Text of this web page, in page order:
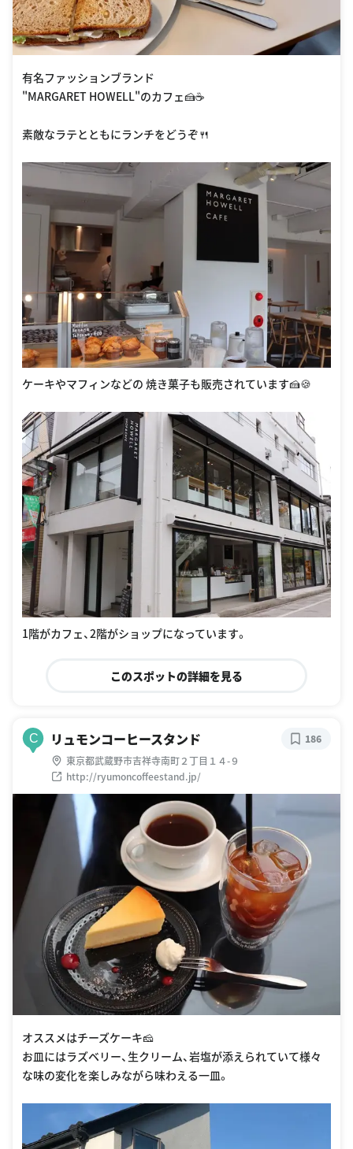
有名ファッションブランド
"MARGARET HOWELL"のカフェ🍰☕️
素敵なラテとともにランチをどうぞ🍴
ケーキやマフィンなどの 焼き菓子も販売されています🍰🍪
1階がカフェ、2階がショップになっています。
このスポットの詳細を見る
C リュモンコーヒースタンド
東京都武蔵野市吉祥寺南町２丁目１４-９
http://ryumoncoffeestand.jp/
186
オススメはチーズケーキ🧀
お皿にはラズベリー、生クリーム、岩塩が添えられていて様々
な味の変化を楽しみながら味わえる一皿。